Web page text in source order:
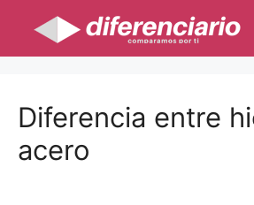
contenido
Diferencia entre
acero